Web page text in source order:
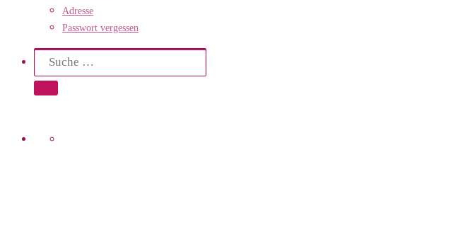
Adresse
Passwort vergessen
Search
Suche
Suche …